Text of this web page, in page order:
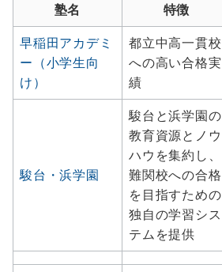
塾名 特徴
早稲田アカデミ
ー（小学生向
け）
都立中高一貫校
への高い合格実
績
駿台・浜学園
駿台と浜学園の
教育資源とノウ
ハウを集約し、
難関校への合格
を目指すための
独自の学習シス
テムを提供